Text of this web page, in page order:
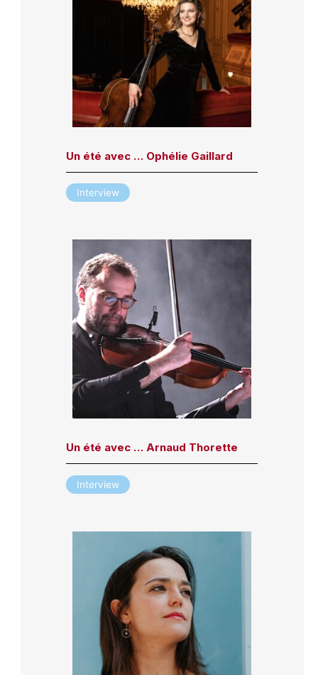
Un été avec … Ophélie Gaillard
Interview
Un été avec … Arnaud Thorette
Interview